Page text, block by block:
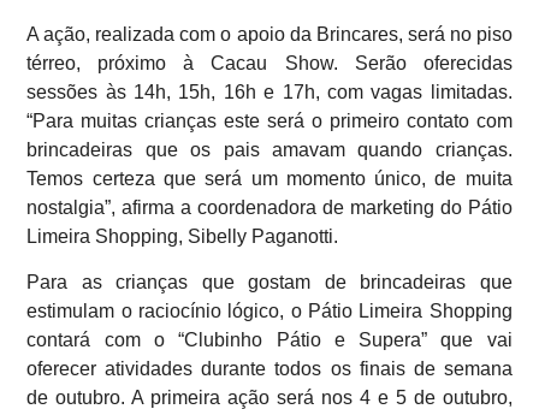
A ação, realizada com o apoio da Brincares, será no piso
térreo, próximo à Cacau Show. Serão oferecidas
sessões às 14h, 15h, 16h e 17h, com vagas limitadas.
“Para muitas crianças este será o primeiro contato com
brincadeiras que os pais amavam quando crianças.
Temos certeza que será um momento único, de muita
nostalgia”, afirma a coordenadora de marketing do Pátio
Limeira Shopping, Sibelly Paganotti.
Para as crianças que gostam de brincadeiras que
estimulam o raciocínio lógico, o Pátio Limeira Shopping
contará com o “Clubinho Pátio e Supera” que vai
oferecer atividades durante todos os finais de semana
de outubro. A primeira ação será nos 4 e 5 de outubro,